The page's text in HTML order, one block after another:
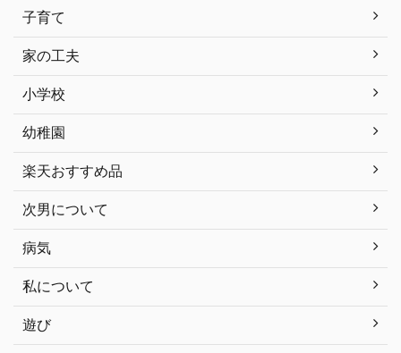
子育て
家の工夫
小学校
幼稚園
楽天おすすめ品
次男について
病気
私について
遊び